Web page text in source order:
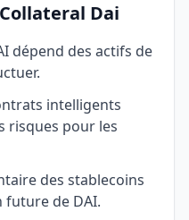
Dai
dépend des actifs de
intelligents
risques pour les
des stablecoins
de DAI.